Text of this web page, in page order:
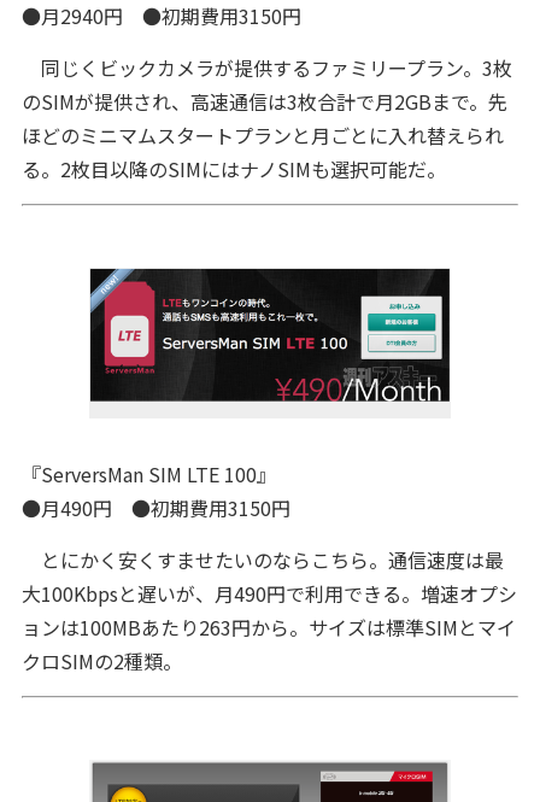
●月2940円 ●初期費用3150円
同じくビックカメラが提供するファミリープラン。3枚
のSIMが提供され、高速通信は3枚合計で月2GBまで。先
ほどのミニマムスタートプランと月ごとに入れ替えられ
る。2枚目以降のSIMにはナノSIMも選択可能だ。
『ServersMan SIM LTE 100』
●月490円 ●初期費用3150円
とにかく安くすませたいのならこちら。通信速度は最
大100Kbpsと遅いが、月490円で利用できる。増速オプシ
ョンは100MBあたり263円から。サイズは標準SIMとマイ
クロSIMの2種類。